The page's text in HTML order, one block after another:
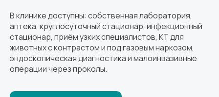
В клинике доступны: собственная лаборатория,
аптека, круглосуточный стационар, инфекционный
стационар, приём узких специалистов, КТ для
животных с контрастом и под газовым наркозом,
эндоскопическая диагностика и малоинвазивные
операции через проколы.